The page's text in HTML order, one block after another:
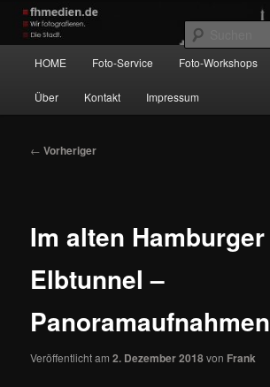
Zum
primären
Inhalt
springen
Wir fotografieren die Hauptstadt!
HOME Foto-Service Foto-Workshops
Über Kontakt Impressum
Beitragsnavigation
← Vorheriger
Im alten Hamburger
Elbtunnel –
Panoramaufnahmen
Veröffentlicht am2. Dezember 2018von Frank